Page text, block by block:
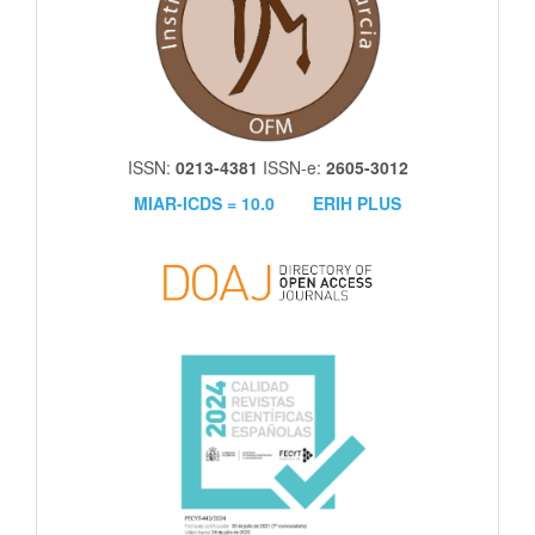
ISSN: 0213-4381 ISSN-e: 2605-3012
MIAR-ICDS = 10.0
ERIH PLUS